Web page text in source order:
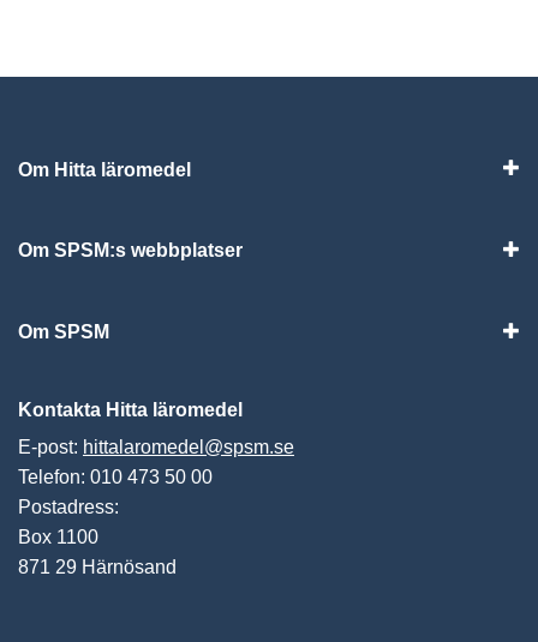
Om Hitta läromedel
Om SPSM:s webbplatser
Om SPSM
Kontakta Hitta läromedel
E-post: hittalaromedel@spsm.se
Telefon: 010 473 50 00
Postadress:
Box 1100
871 29 Härnösand